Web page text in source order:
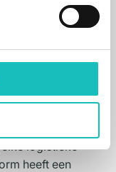
zelf, maar
van
is zo groot
elke logistieke
heeft een